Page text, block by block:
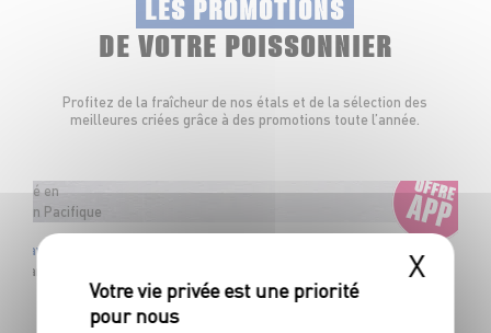
DE VOTRE POISSONNIER
Profitez de la fraîcheur de nos étals et de la sélection des
meilleures criées grâce à des promotions toute l’année.
Pêché en
Océan Pacifique
Pavé de thon albacore Sashimi
Barquette de poids variable
OFFRE APP
X